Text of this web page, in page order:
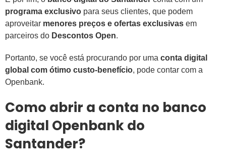
programa exclusivo para seus clientes, que podem
aproveitar menores preços e ofertas exclusivas em
parceiros do Descontos Open.
Portanto, se você está procurando por uma conta digital
global com ótimo custo-benefício, pode contar com a
Openbank.
Como abrir a conta no banco
digital Openbank do
Santander?